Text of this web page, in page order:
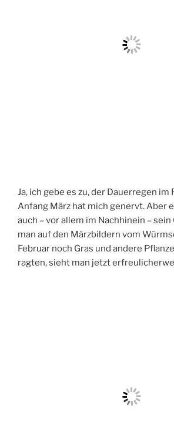
Ja, ich gebe es zu, der Dauerregen im
Anfang März hat mich genervt. Aber
auch – vor allem im Nachhinein –
man auf den Märzbildern vom
Februar noch Gras und andere
ragten, sieht man jetzt